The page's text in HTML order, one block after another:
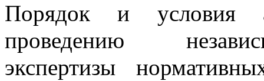
Порядок и условия
проведению
экспертизы